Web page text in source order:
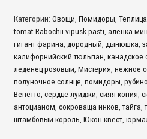
Категории: Овощи, Помидоры, Теплица
tomat Rabochii vipusk pasti, аленка
гигант фарина, дородный, дынюшка,
калифорнийский тюльпан, канадское
леденец розовый, Мистерия, нежное
полуночное солнце, помидоры,
Венетто, сердце луиджи, сияя копия,
антоцианом, сокроваща инков, тайга,
штамбовый король, Юкон квест,